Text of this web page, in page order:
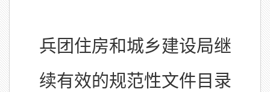
兵团住房和城乡建设局继
续有效的规范性文件目录